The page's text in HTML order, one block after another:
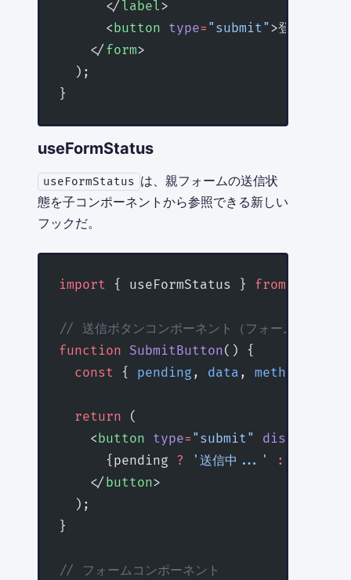
      </
label>
      <
button type= "submit" >登録</
    </
form>
  );
}
useFormStatus
useFormStatus は、親フォームの送信状
態を子コンポーネントから参照できる新しい
フックだ。
import { useFormStatus } from
// 送信ボタンコンポーネント（フォームの子コン
function SubmitButton() {
  const
{ pending , data , method
  return
(
    <
button type= "submit" disabled
      {pending
? '送信中...' :
    </
button>
  );
}
// フォームコンポーネント